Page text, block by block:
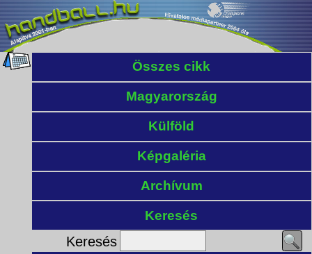
Összes cikk
Magyarország
Külföld
Képgaléria
Archívum
Keresés
Keresés